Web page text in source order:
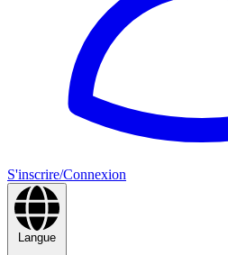
S'inscrire/Connexion
Langue